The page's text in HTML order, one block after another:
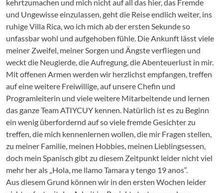
kehrtzumachen und mich nicht auf all das hier, das Fremde
und Ungewisse einzulassen, geht die Reise endlich weiter, ins
ruhige Villa Rica, wo ich mich ab der ersten Sekunde so
unfassbar wohl und aufgehoben fühle. Die Ankunft lässt viele
meiner Zweifel, meiner Sorgen und Ängste verfliegen und
weckt die Neugierde, die Aufregung, die Abenteuerlust in mir.
Mit offenen Armen werden wir herzlichst empfangen, treffen
auf eine weitere Freiwillige, auf unsere Chefin und
Programleiterin und viele weitere Mitarbeitende und lernen
das ganze Team ATIYCUY kennen. Natürlich ist es zu Beginn
ein wenig überfordernd auf so viele fremde Gesichter zu
treffen, die mich kennenlernen wollen, die mir Fragen stellen,
zu meiner Familie, meinen Hobbies, meinen Lieblingsessen,
doch mein Spanisch gibt zu diesem Zeitpunkt leider nicht viel
mehr her als „Hola, me llamo Tamara y tengo 19 anos“.
Aus diesem Grund können wir in den ersten Wochen leider